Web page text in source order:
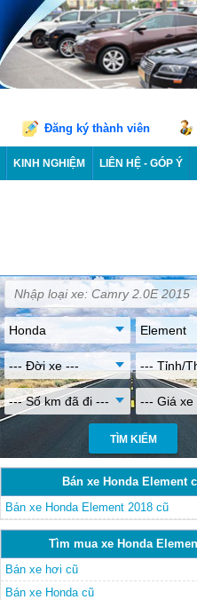
Đăng ký thành viên
KINH NGHIỆM LIÊN HỆ - GÓP Ý
Honda Element
--- Đời xe --- --- Tỉnh/
--- Số km đã đi --- --- Giá xe
Bán xe Honda Element
Bán xe Honda Element 2018 cũ
Tìm mua xe Honda
Bán xe hơi cũ
Bán xe Honda cũ